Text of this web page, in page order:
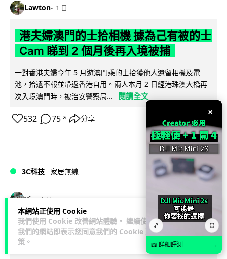
本網站正使用 Cookie
我們使用 Cookie 改善網站體驗。 繼續使用
我們的網站即表示您同意我們的 Cookie 政
策 。
Lawton 1 日
港夫婦澳門的士拾相機 據為己有被的士
Cam 睇到 2 個月後再入境被捕
一對香港夫婦今年 5 月遊澳門乘的士拾獲他人遺留相機及電
池，拾遺不報並帶返香港自用。兩人本月 2 日經港珠澳大橋再
次入境澳門時，被治安警察局...
閱讀全文
532 75 ↗ 分享
3C科技 家居無線
Vin 1 日
逾 20 款平價路由器爆後門 每 35 秒自
動連線回中國 全球 10 萬用家私隱堪憂
×
🎵 ⛶
📖 詳細評測 →